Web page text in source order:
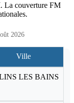
. La couverture FM
2026
Ville
LES BAINS